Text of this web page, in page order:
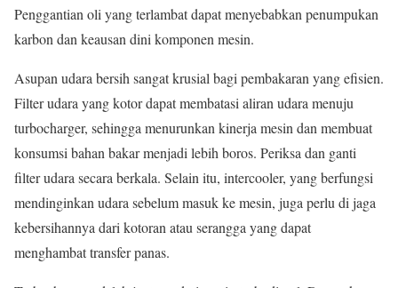
Penggantian oli yang terlambat dapat menyebabkan penumpukan
karbon dan keausan dini komponen mesin.
Asupan udara bersih sangat krusial bagi pembakaran yang efisien.
Filter udara yang kotor dapat membatasi aliran udara menuju
turbocharger, sehingga menurunkan kinerja mesin dan membuat
konsumsi bahan bakar menjadi lebih boros. Periksa dan ganti
filter udara secara berkala. Selain itu, intercooler, yang berfungsi
mendinginkan udara sebelum masuk ke mesin, juga perlu di jaga
kebersihannya dari kotoran atau serangga yang dapat
menghambat transfer panas.